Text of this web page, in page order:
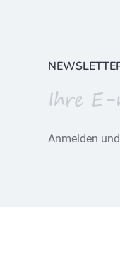
Anmelden